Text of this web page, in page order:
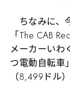
ちなみに、
「The CAB
メーカーいわ
つ電動自転車
（8,499ドル